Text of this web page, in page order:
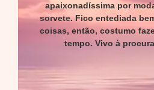
apaixonadíssima por
sorvete. Fico entediada
coisas, então, costumo
tempo. Vivo à